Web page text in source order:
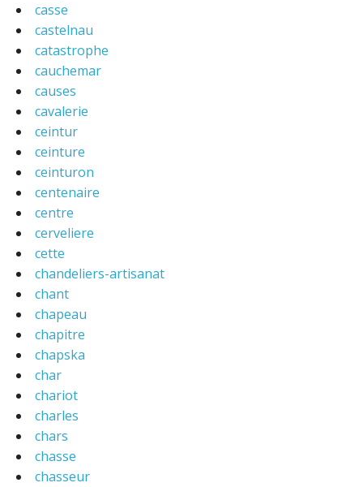
casse
castelnau
catastrophe
cauchemar
causes
cavalerie
ceintur
ceinture
ceinturon
centenaire
centre
cerveliere
cette
chandeliers-artisanat
chant
chapeau
chapitre
chapska
char
chariot
charles
chars
chasse
chasseur